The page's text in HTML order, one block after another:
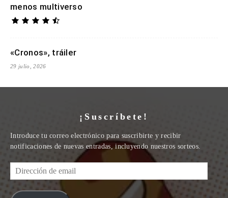
menos multiverso
«Cronos», tráiler
29 julio, 2026
¡Suscríbete!
Introduce tu correo electrónico para suscribirte y recibir
notificaciones de nuevas entradas, incluyendo nuestros sorteos.
Dirección
de
email